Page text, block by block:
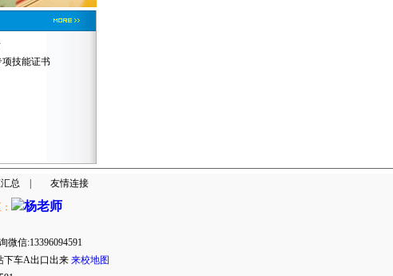
项技能证书
总 友情连接
微信:13396094591
下车A出口出来 来校地图